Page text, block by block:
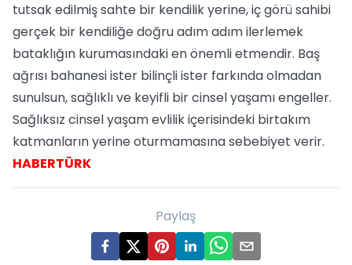
tutsak edilmiş sahte bir kendilik yerine, iç görü sahibi
gerçek bir kendiliğe doğru adım adım ilerlemek
bataklığın kurumasındaki en önemli etmendir. Baş
ağrısı bahanesi ister bilinçli ister farkında olmadan
sunulsun, sağlıklı ve keyifli bir cinsel yaşamı engeller.
Sağlıksız cinsel yaşam evlilik içerisindeki birtakım
katmanların yerine oturmamasına sebebiyet verir.
HABERTÜRK
Paylaş